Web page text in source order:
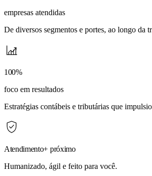
empresas atendidas
De diversos segmentos e portes, ao longo da
100%
foco em resultados
Estratégias contábeis e tributárias que
Atendimento+ próximo
Humanizado, ágil e feito para você.